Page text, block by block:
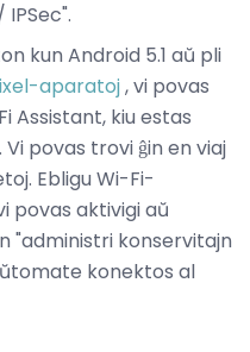
kun Android 5.1 aŭ pli
aparatoj, vi povas
Assistant, kiu estas
povas trovi ĝin en viaj
Ebligu Wi-Fi-
povas aktivigi aŭ
"administri konservitajn
konektos al